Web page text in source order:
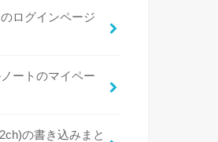
ログインページ
ートのマイペー
の書き込みまと